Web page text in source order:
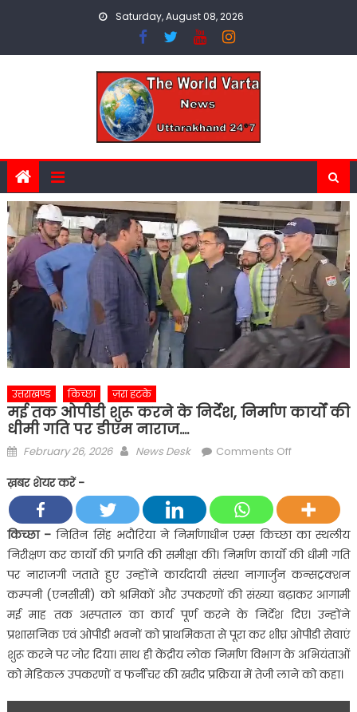
Saturday, August 08, 2026
उत्तराखण्ड किच्छा ज़रा हटके
मई तक ओपीडी शुरू करने के निर्देश, निर्माण कार्यों की
धीमी गति पर डीएम नाराज….
Posted
February 26, 2026 Author
News Desk Comments Offon
ओपीडी
शुरू
करने
के
निर्देश,
निर्माण
कार्यों
की
धीमी
गति
ख़बर शेयर करें -
किच्छा –नितिन सिंह भदौरिया ने निर्माणाधीन एम्स किच्छा का स्थलीय
निरीक्षण कर कार्यों की प्रगति की समीक्षा की। निर्माण कार्यों की धीमी गति
पर नाराजगी जताते हुए उन्होंने कार्यदायी संस्था नागार्जुन कन्सट्रक्शन
कम्पनी (एनसीसी) को श्रमिकों और उपकरणों की संख्या बढ़ाकर आगामी
मई माह तक अस्पताल का कार्य पूर्ण करने के निर्देश दिए। उन्होंने
प्रशासनिक एवं ओपीडी भवनों को प्राथमिकता से पूरा कर शीघ्र ओपीडी सेवाएं
शुरू करने पर जोर दिया। साथ ही केंद्रीय लोक निर्माण विभाग के अभियंताओं
को मेडिकल उपकरणों व फर्नीचर की खरीद प्रक्रिया में तेजी लाने को कहा।